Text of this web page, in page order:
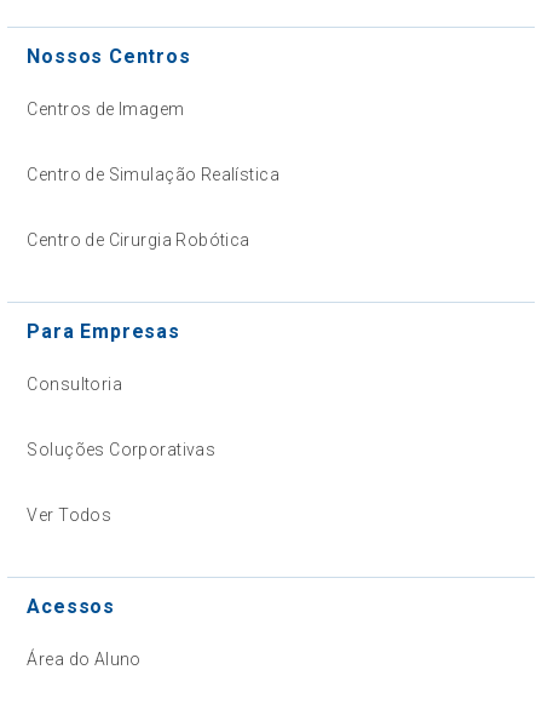
Nossos Centros
Centros de Imagem
Centro de Simulação Realística
Centro de Cirurgia Robótica
Para Empresas
Consultoria
Soluções Corporativas
Ver Todos
Acessos
Área do Aluno